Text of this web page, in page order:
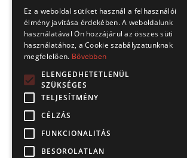
Ez a weboldal sütiket használ a felhasználói
élmény javítása érdekében. A weboldalunk
használatával Ön hozzájárul az összes süti
használatához, a Cookie szabályzatunknak
megfelelően. Bővebben
ELENGEDHETETLENÜL
SZÜKSÉGES
TELJESÍTMÉNY
CÉLZÁS
FUNKCIONALITÁS
BESOROLATLAN